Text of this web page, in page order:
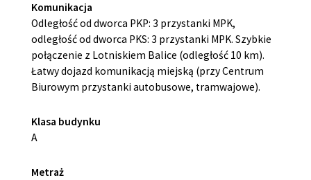
Komunikacja
Odległość od dworca PKP: 3 przystanki MPK,
odległość od dworca PKS: 3 przystanki MPK. Szybkie
połączenie z Lotniskiem Balice (odległość 10 km).
Łatwy dojazd komunikacją miejską (przy Centrum
Biurowym przystanki autobusowe, tramwajowe).
Klasa budynku
A
Metraż